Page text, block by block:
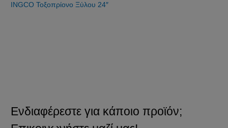
INGCO Τοξοπρίονο Ξύλου 24″
Ενδιαφέρεστε για κάποιο προϊόν;